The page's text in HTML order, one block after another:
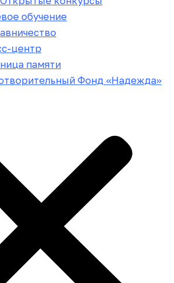
обучение
центр
памяти
Фонд «Надежда»